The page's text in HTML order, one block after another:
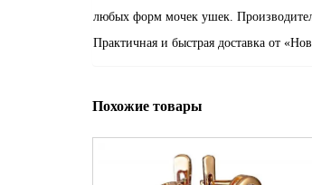
любых форм мочек ушек.
Практичная и быстрая доставка от
Похожие товары